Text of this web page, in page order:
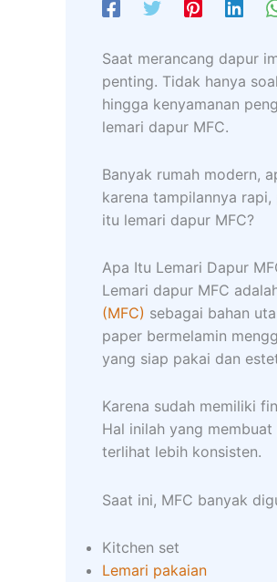
Saat merancang dapur
penting. Tidak hanya
hingga kenyamanan
lemari dapur MFC.
Banyak rumah modern,
karena tampilannya
itu lemari dapur MFC?
Apa Itu Lemari Dapur
Lemari dapur MFC
(MFC) sebagai bahan
paper bermelamin
yang siap pakai dan
Karena sudah memiliki
Hal inilah yang
terlihat lebih konsisten.
Saat ini, MFC banyak
Kitchen set
Lemari pakaian